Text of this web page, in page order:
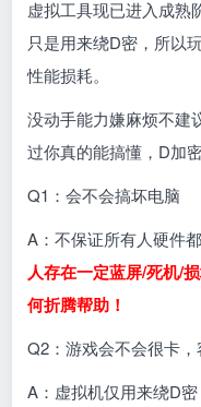
虚拟工具现已进入成熟
只是用来绕D密，所以
性能损耗。
没动手能力嫌麻烦不建
过你真的能搞懂，D加
Q1：会不会搞坏电脑
A：不保证所有人硬件
人存在一定蓝屏/死机/
何折腾帮助！
Q2：游戏会不会很卡
A：虚拟机仅用来绕D